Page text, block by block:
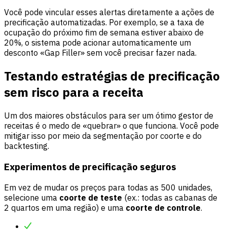
Você pode vincular esses alertas diretamente a ações de
precificação automatizadas. Por exemplo, se a taxa de
ocupação do próximo fim de semana estiver abaixo de
20%, o sistema pode acionar automaticamente um
desconto «Gap Filler» sem você precisar fazer nada.
Testando estratégias de precificação
sem risco para a receita
Um dos maiores obstáculos para ser um ótimo gestor de
receitas é o medo de «quebrar» o que funciona. Você pode
mitigar isso por meio da segmentação por coorte e do
backtesting.
Experimentos de precificação seguros
Em vez de mudar os preços para todas as 500 unidades,
selecione uma coorte de teste (ex.: todas as cabanas de
2 quartos em uma região) e uma coorte de controle.